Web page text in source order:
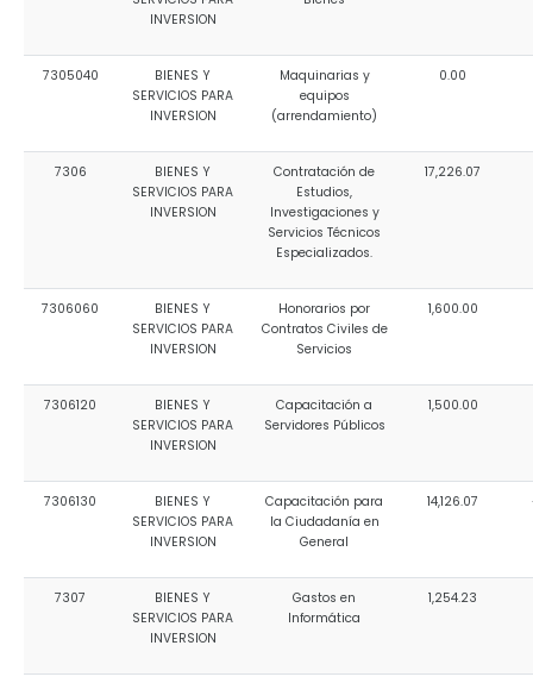
INVERSION
7305040
BIENES Y
SERVICIOS PARA
INVERSION
Maquinarias y
equipos
(arrendamiento)
0.00
7306
BIENES Y
SERVICIOS PARA
INVERSION
Contratación de
Estudios,
Investigaciones y
Servicios Técnicos
Especializados.
17,226.07
7306060
BIENES Y
SERVICIOS PARA
INVERSION
Honorarios por
Contratos Civiles de
Servicios
1,600.00
7306120
BIENES Y
SERVICIOS PARA
INVERSION
Capacitación a
Servidores Públicos
1,500.00
7306130
BIENES Y
SERVICIOS PARA
INVERSION
Capacitación para
la Ciudadanía en
General
14,126.07
7307
BIENES Y
SERVICIOS PARA
INVERSION
Gastos en
Informática
1,254.23